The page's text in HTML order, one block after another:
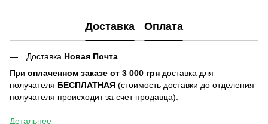
Доставка Оплата
Доставка Новая Почта
При оплаченном заказе от 3 000 грн доставка для
получателя БЕСПЛАТНАЯ (стоимость доставки до отделения
получателя происходит за счет продавца).
Детальнее